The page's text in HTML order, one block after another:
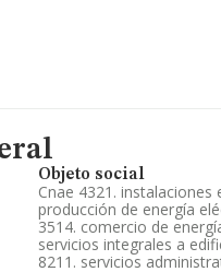
Objeto social
Cnae 4321. instalaciones
producción de energía
3514. comercio de
servicios integrales a
8211. servicios